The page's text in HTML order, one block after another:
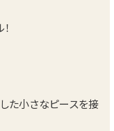
た小さなピースを接